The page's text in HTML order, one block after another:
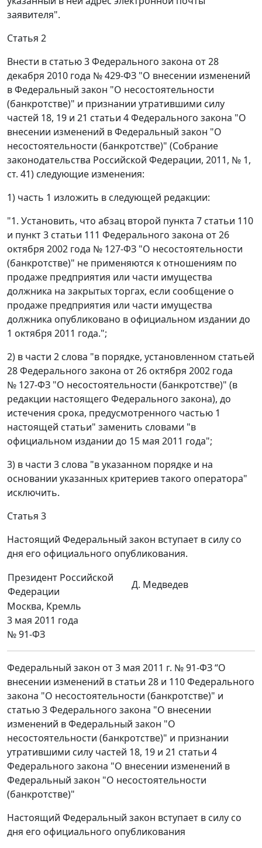
заявителя".
Статья 2
Внести в статью 3 Федерального закона от 28
декабря 2010 года № 429-ФЗ "О внесении изменений
в Федеральный закон "О несостоятельности
(банкротстве)" и признании утратившими силу
частей 18, 19 и 21 статьи 4 Федерального закона "О
внесении изменений в Федеральный закон "О
несостоятельности (банкротстве)" (Собрание
законодательства Российской Федерации, 2011, № 1,
ст. 41) следующие изменения:
1) часть 1 изложить в следующей редакции:
"1. Установить, что абзац второй пункта 7 статьи 110
и пункт 3 статьи 111 Федерального закона от 26
октября 2002 года № 127-ФЗ "О несостоятельности
(банкротстве)" не применяются к отношениям по
продаже предприятия или части имущества
должника на закрытых торгах, если сообщение о
продаже предприятия или части имущества
должника опубликовано в официальном издании до
1 октября 2011 года.";
2) в части 2 слова "в порядке, установленном статьей
28 Федерального закона от 26 октября 2002 года
№ 127-ФЗ "О несостоятельности (банкротстве)" (в
редакции настоящего Федерального закона), до
истечения срока, предусмотренного частью 1
настоящей статьи" заменить словами "в
официальном издании до 15 мая 2011 года";
3) в части 3 слова "в указанном порядке и на
основании указанных критериев такого оператора"
исключить.
Статья 3
Настоящий Федеральный закон вступает в силу со
дня его официального опубликования.
Президент Российской
Федерации
Д. Медведев
Москва, Кремль
3 мая 2011 года
№ 91-ФЗ
Федеральный закон от 3 мая 2011 г. № 91-ФЗ “О
внесении изменений в статьи 28 и 110 Федерального
закона "О несостоятельности (банкротстве)" и
статью 3 Федерального закона "О внесении
изменений в Федеральный закон "О
несостоятельности (банкротстве)" и признании
утратившими силу частей 18, 19 и 21 статьи 4
Федерального закона "О внесении изменений в
Федеральный закон "О несостоятельности
(банкротстве)"
Настоящий Федеральный закон вступает в силу со
дня его официального опубликования